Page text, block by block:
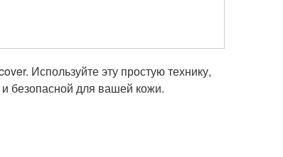
Используйте эту простую технику,
и безопасной для вашей кожи.